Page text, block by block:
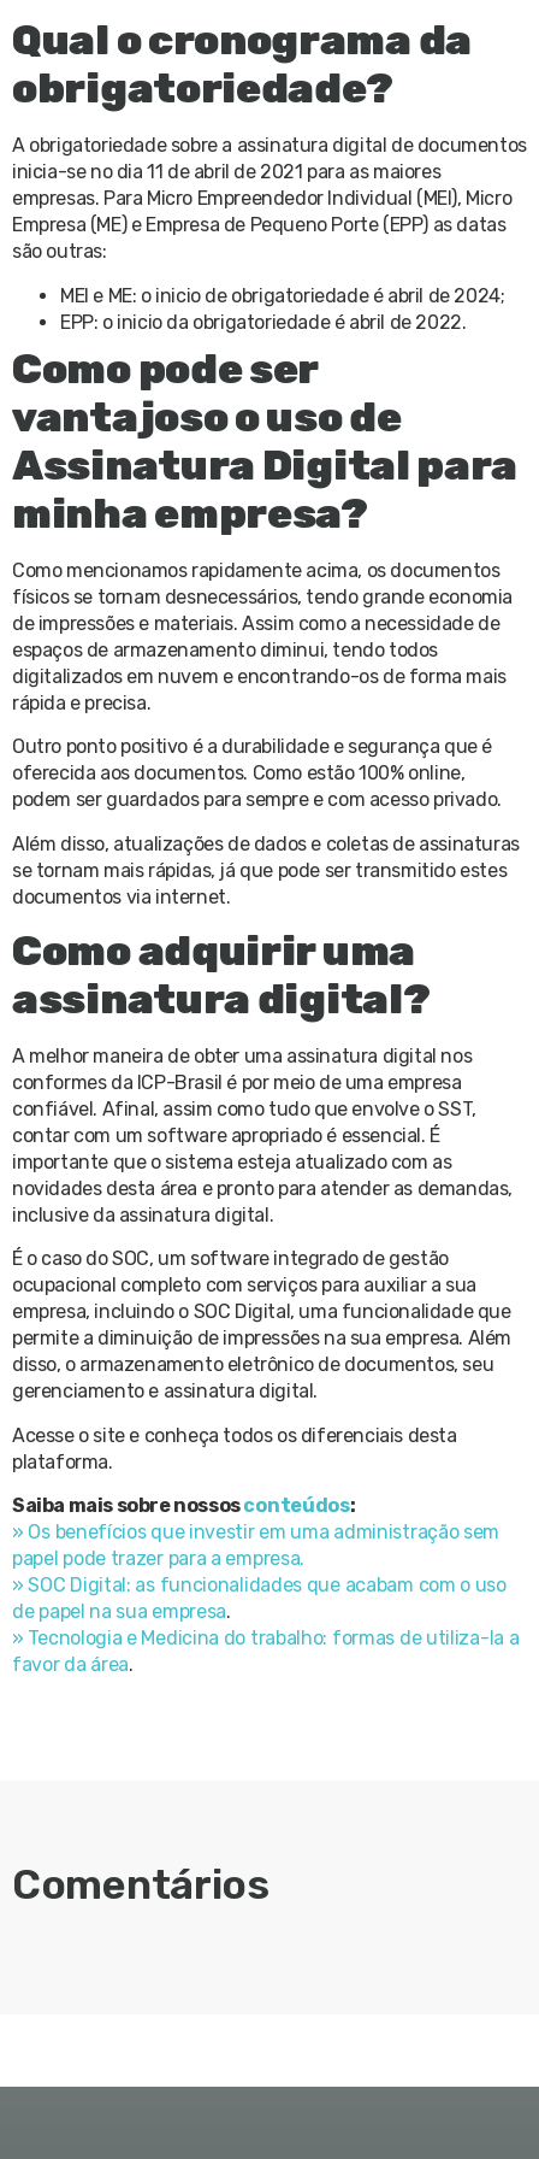
Qual o cronograma da
obrigatoriedade?
A obrigatoriedade sobre a assinatura digital de documentos
inicia-se no dia 11 de abril de 2021 para as maiores
empresas. Para Micro Empreendedor Individual (MEI), Micro
Empresa (ME) e Empresa de Pequeno Porte (EPP) as datas
são outras:
MEI e ME: o inicio de obrigatoriedade é abril de 2024;
EPP: o inicio da obrigatoriedade é abril de 2022.
Como pode ser
vantajoso o uso de
Assinatura Digital para
minha empresa?
Como mencionamos rapidamente acima, os documentos
físicos se tornam desnecessários, tendo grande economia
de impressões e materiais. Assim como a necessidade de
espaços de armazenamento diminui, tendo todos
digitalizados em nuvem e encontrando-os de forma mais
rápida e precisa.
Outro ponto positivo é a durabilidade e segurança que é
oferecida aos documentos. Como estão 100% online,
podem ser guardados para sempre e com acesso privado.
Além disso, atualizações de dados e coletas de assinaturas
se tornam mais rápidas, já que pode ser transmitido estes
documentos via internet.
Como adquirir uma
assinatura digital?
A melhor maneira de obter uma assinatura digital nos
conformes da ICP-Brasil é por meio de uma empresa
confiável. Afinal, assim como tudo que envolve o SST,
contar com um software apropriado é essencial. É
importante que o sistema esteja atualizado com as
novidades desta área e pronto para atender as demandas,
inclusive da assinatura digital.
É o caso do SOC, um software integrado de gestão
ocupacional completo com serviços para auxiliar a sua
empresa, incluindo o SOC Digital, uma funcionalidade que
permite a diminuição de impressões na sua empresa. Além
disso, o armazenamento eletrônico de documentos, seu
gerenciamento e assinatura digital.
Acesse o site e conheça todos os diferenciais desta
plataforma.
Saiba mais sobre nossosconteúdos:
» Os benefícios que investir em uma administração sem
papel pode trazer para a empresa.
» SOC Digital: as funcionalidades que acabam com o uso
de papel na sua empresa.
» Tecnologia e Medicina do trabalho: formas de utiliza-la a
favor da área.
Comentários